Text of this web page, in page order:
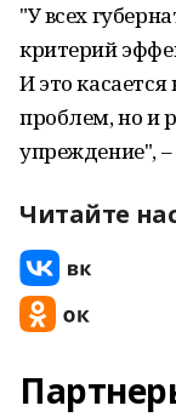
"У всех
критерий
И это
проблем, но и
упреждение",
Читайте